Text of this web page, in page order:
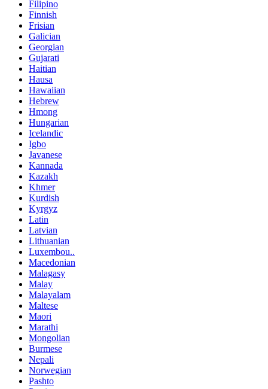
Filipino
Finnish
Frisian
Galician
Georgian
Gujarati
Haitian
Hausa
Hawaiian
Hebrew
Hmong
Hungarian
Icelandic
Igbo
Javanese
Kannada
Kazakh
Khmer
Kurdish
Kyrgyz
Latin
Latvian
Lithuanian
Luxembou..
Macedonian
Malagasy
Malay
Malayalam
Maltese
Maori
Marathi
Mongolian
Burmese
Nepali
Norwegian
Pashto